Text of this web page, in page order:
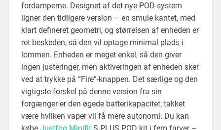
fordamperne. Designet af det nye POD-system
ligner den tidligere version – en smule kantet, med
klart defineret geometri, og størrelsen af enheden er
ret beskeden, så den vil optage minimal plads i
lommen. Enheden er meget enkel, så den giver
ingen justeringer, men aktiveringen af enheden sker
ved at trykke på “Fire”-knappen. Det særlige og den
vigtigste forskel på denne version fra sin
forgænger er den øgede batterikapacitet, takket
være hvilken vaper vil få mere autonomi. Du kan